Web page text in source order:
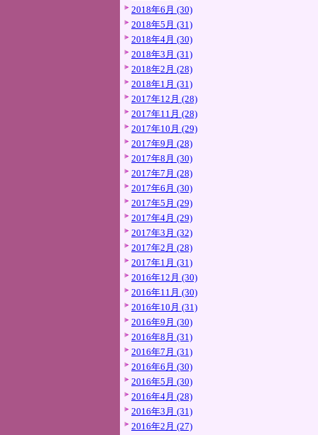
2018年6月 (30)
2018年5月 (31)
2018年4月 (30)
2018年3月 (31)
2018年2月 (28)
2018年1月 (31)
2017年12月 (28)
2017年11月 (28)
2017年10月 (29)
2017年9月 (28)
2017年8月 (30)
2017年7月 (28)
2017年6月 (30)
2017年5月 (29)
2017年4月 (29)
2017年3月 (32)
2017年2月 (28)
2017年1月 (31)
2016年12月 (30)
2016年11月 (30)
2016年10月 (31)
2016年9月 (30)
2016年8月 (31)
2016年7月 (31)
2016年6月 (30)
2016年5月 (30)
2016年4月 (28)
2016年3月 (31)
2016年2月 (27)